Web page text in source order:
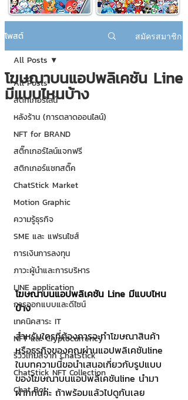
โพสต์ สมัครสมาชิก
All Posts
สติกเกอร์ไลน์
หลังร้าน (การตลาดออนไลน์)
NFT for BRAND
สติ๊กเกอร์ไลน์แจกฟรี
สติกเกอร์แชทสติ๊ค
ChatStick Market
Motion Graphic
ความรู้ธุรกิจ
SME และ แฟรนไชส์
การเงินการลงทุน
ภาวะผู้นำและการบริหาร
LINE application
การออกแบบและดีไซน์
เทคนิคสาระ IT
NFT และ Cryptocurrency
รีวิวเกมส์จาก ChatStick
ChatStick NFT Collection
Chat Bot
All Posts
โฆษณาบนแอปพลิเคชัน Line
มีแบบไหนบ้าง
โฆษณาบนแอปพลิเคชัน Line มีแบบไหน
บ้าง
สำหรับใครที่ต้องการจะทำโฆษณาสินค้า
หรือธุรกิจของคุณผ่านแอปพลิเคชันline
ในบทความนี้ขอนำเสนอเกี่ยวกับรูปแบบ
ของโฆษณาบนแอปพลิเคชันline นำมา
ฝากกันค่ะ ถ้าพร้อมแล้วไปดูกันเลย